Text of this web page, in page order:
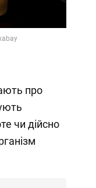
про
чи дійсно